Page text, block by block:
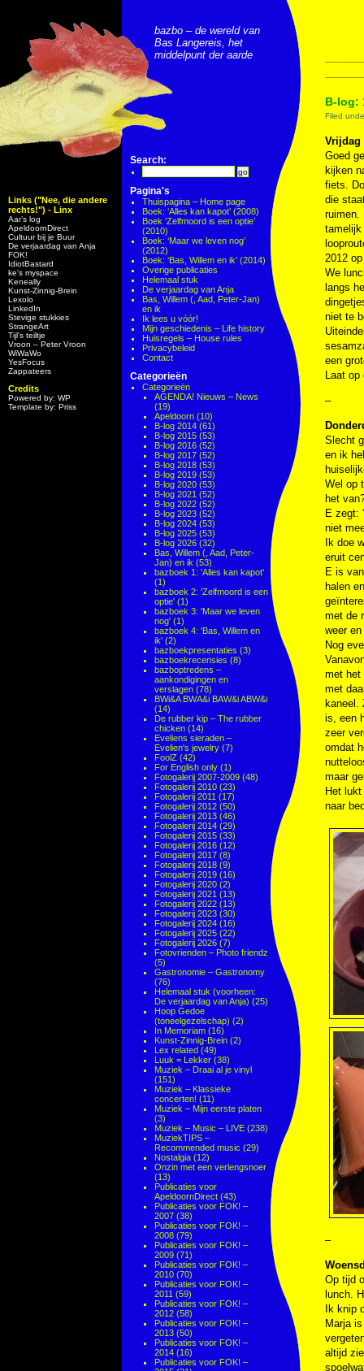
Links ("Nee, die andere
rechts!") - Linx
Aar’s log
ApeldoornDirect
Cultuur bij je Buur
De verjaardag van Anja
FOK!
IdiotBastard
ke's myspace
Keneally
Kunst-Zinnig-Brein
Lexolo
LinkedIn
Stevige stukkies
StrangeArt
Tijl’s teiltje
Vroon – Peter Vroon
WiWaWo
YesFocus
Zappateers
Credits
Powered by: WP
Template by: Priss
bazbo – de wereld van
Bas Langereis, het
middelpunt der aarde
Search:
Pagina's
Thuispagina – Home page
Boek: ‘Alles kan kapot’ (2008)
Boek ‘Zelfmoord is een optie’
(2010)
Boek: ‘Maar we leven nog’
(2012)
Boek: ‘Bas, Willem en ik’ (2014)
Overige publicaties
Helemaal stuk
De verjaardag van Anja
Bas, Willem (, Aad, Peter-Jan)
en ik
Ik lees u vóór!
Mijn geschiedenis – Life history
Huisregels – House rules
Privacybeleid
Contact
Categorieën
Categorieën
AGENDA! Nieuws – News
(19)
Apeldoorn (10)
B-log 2014 (61)
B-log 2015 (53)
B-log 2016 (52)
B-log 2017 (52)
B-log 2018 (53)
B-log 2019 (53)
B-log 2020 (53)
B-log 2021 (52)
B-log 2022 (52)
B-log 2023 (52)
B-log 2024 (53)
B-log 2025 (53)
B-log 2026 (32)
Bas, Willem (, Aad, Peter-
Jan) en ik (53)
bazboek 1: 'Alles kan kapot'
(1)
bazboek 2: 'Zelfmoord is een
optie' (1)
bazboek 3: 'Maar we leven
nog' (1)
bazboek 4: 'Bas, Willem en
ik' (2)
bazboekpresentaties (3)
bazboekrecensies (8)
bazboptredens –
aankondigingen en
verslagen (78)
BWi&A BWA&i BAW&i ABW&i
(14)
De rubber kip – The rubber
chicken (14)
Eveliens sieraden –
Evelien's jewelry (7)
FoolZ (42)
For English only (1)
Fotogalerij 2007-2009 (48)
Fotogalerij 2010 (23)
Fotogalerij 2011 (17)
Fotogalerij 2012 (50)
Fotogalerij 2013 (46)
Fotogalerij 2014 (29)
Fotogalerij 2015 (33)
Fotogalerij 2016 (12)
Fotogalerij 2017 (8)
Fotogalerij 2018 (9)
Fotogalerij 2019 (16)
Fotogalerij 2020 (2)
Fotogalerij 2021 (13)
Fotogalerij 2022 (13)
Fotogalerij 2023 (30)
Fotogalerij 2024 (16)
Fotogalerij 2025 (22)
Fotogalerij 2026 (7)
Fotovrienden – Photo friendz
(5)
Gastronomie – Gastronomy
(76)
Helemaal stuk (voorheen:
De verjaardag van Anja) (25)
Hoop Gedoe
(toneelgezelschap) (2)
In Memoriam (16)
Kunst-Zinnig-Brein (2)
Lex related (49)
Luuk = Lekker (38)
Muziek – Draai al je vinyl
(151)
Muziek – Klassieke
concerten! (11)
Muziek – Mijn eerste platen
(3)
Muziek – Music – LIVE (238)
MuziekTIPS –
Recommended music (29)
Nostalgia (12)
Onzin met een verlengsnoer
(13)
Publicaties voor
ApeldoornDirect (43)
Publicaties voor FOK! –
2007 (38)
Publicaties voor FOK! –
2008 (79)
Publicaties voor FOK! –
2009 (71)
Publicaties voor FOK! –
2010 (70)
Publicaties voor FOK! –
2011 (59)
Publicaties voor FOK! –
2012 (58)
Publicaties voor FOK! –
2013 (50)
Publicaties voor FOK! –
2014 (16)
Publicaties voor FOK! –
B-log:
Filed
Vrijdag
Goed
kijken
fiets.
die
ruimen.
tamelijk
2012
We
langs
niet te
een
Laat
–
Slecht
en ik
Wel op
het
E zegt:
niet
Ik doe
eruit
E is
halen
met de
weer
Nog
met het
met
kaneel.
is, een
zeer
omdat
maar
Het
naar
–
Op tijd
lunch.
Ik knip
Marja
altijd